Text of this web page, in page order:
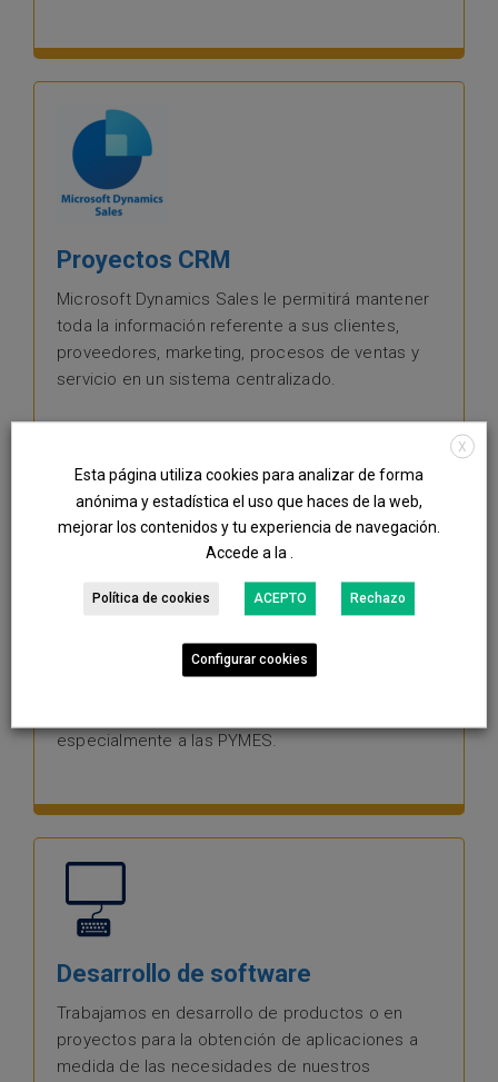
Proyectos CRM
Microsoft Dynamics Sales le permitirá mantener
toda la información referente a sus clientes,
proveedores, marketing, procesos de ventas y
servicio en un sistema centralizado.
Office 365 es un servicio de suscripción mensual
para facilitar el trabajo en línea y mejorar la
especialmente a las PYMES.
Desarrollo de software
Trabajamos en desarrollo de productos o en
proyectos para la obtención de aplicaciones a
medida de las necesidades de nuestros
X
Esta página utiliza cookies para analizar de forma
anónima y estadística el uso que haces de la web,
mejorar los contenidos y tu experiencia de navegación.
Accede a la .
Política de cookies ACEPTO Rechazo
Configurar cookies